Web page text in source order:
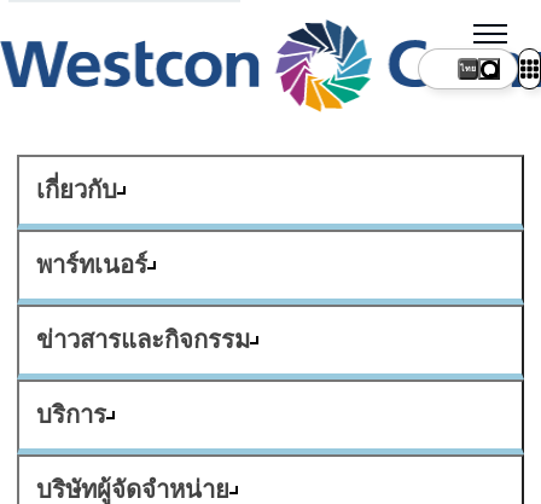
เกี่ยวกับ
พาร์ทเนอร์
ข่าวสารและกิจกรรม
บริการ
บริษัทผู้จัดจำหน่าย
ไทย